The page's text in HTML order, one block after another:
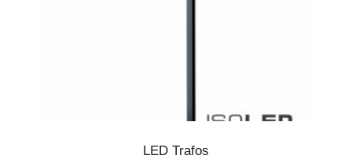
LED Trafos